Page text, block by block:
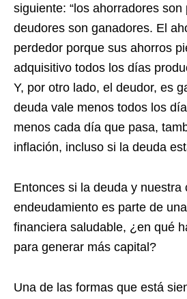
siguiente: “los ahorradores
deudores son ganadores. El
perdedor porque sus ahorros
adquisitivo todos los días
Y, por otro lado, el deudor, es
deuda vale menos todos los
menos cada día que pasa,
inflación, incluso si la deuda
Entonces si la deuda y nuestra
endeudamiento es parte de
financiera saludable, ¿en qué
para generar más capital?
Una de las formas que está